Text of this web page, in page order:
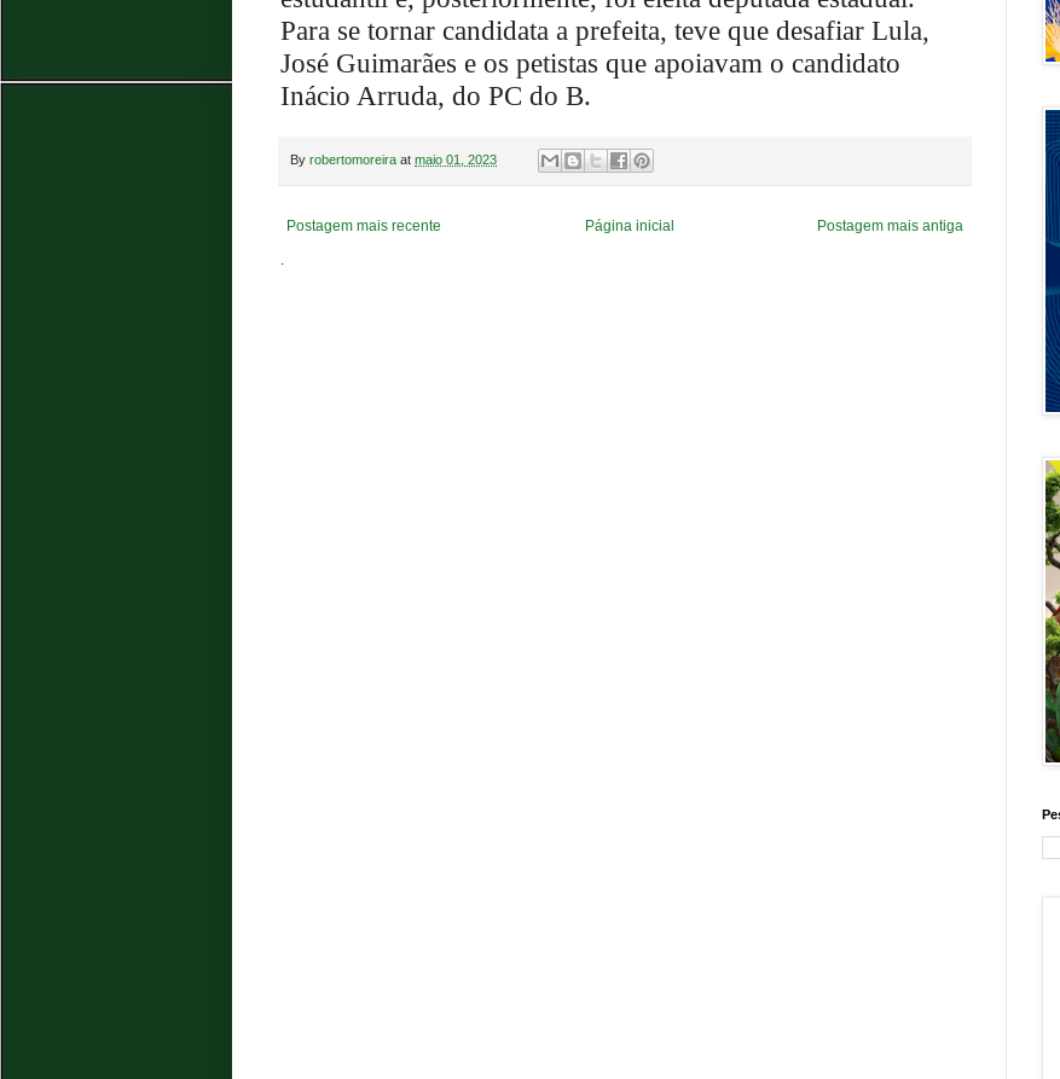
Para se tornar candidata a prefeita, teve que desafiar Lula,
José Guimarães e os petistas que apoiavam o candidato
Inácio Arruda, do PC do B.
By robertomoreira at maio 01, 2023
Postagem mais recente Postagem mais antiga
Página inicial
.